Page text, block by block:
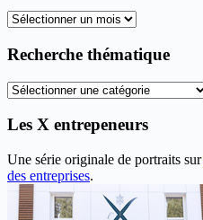
Tous
anciens
Recherche thématique
Recherche
Les X entrepeneurs
Une série originale de portraits sur
des entreprises.